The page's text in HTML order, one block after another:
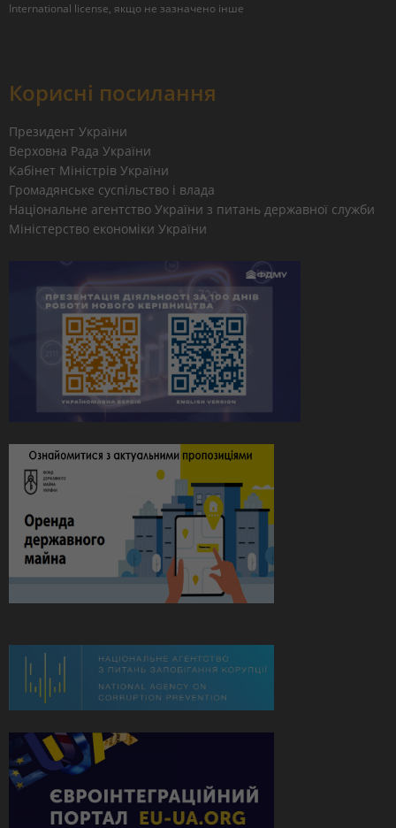
International license, якщо не зазначено інше
Корисні посилання
Президент України
Верховна Рада України
Кабінет Міністрів України
Громадянське суспільство і влада
Національне агентство України з питань державної служби
Міністерство економіки України